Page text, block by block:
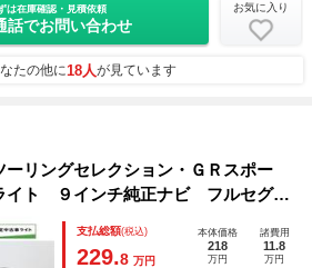
は在庫確認・見積依頼
話でお問い合わせ
お気に入り
たの他に18人が見ています
リングセレクション・ＧＲスポー
イト ９インチ純正ナビ フルセグＴ
２．０ 前後ドライブレコーダー
ドライト １８インチ純正アルミホ
支払総額(税込)
229.8 万円
本体価格
218
万円
諸費用
11.8
万円